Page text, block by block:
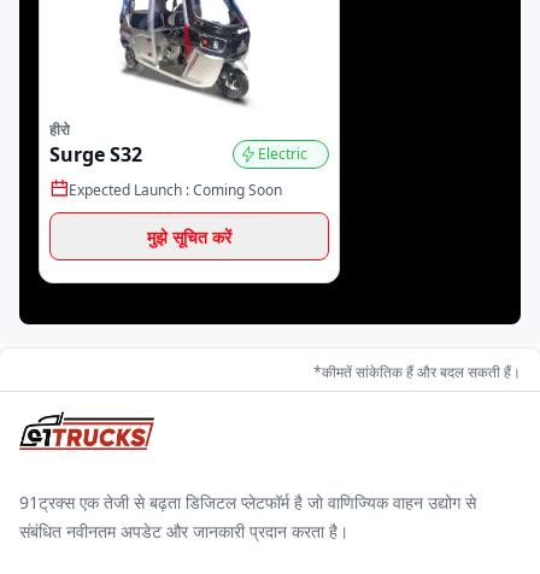
जीकॉन ऑटोमोटिव
ठुकराल इलेक्ट्रिक बैक्सी
हेक्सॉल जॉय स्टार
डैंडेरा
हीरो
Surge S32
Electric
Expected Launch :Coming Soon
मुझे सूचित करें
*कीमतें सांकेतिक हैं और बदल सकती हैं।
91ट्रक्स एक तेजी से बढ़ता डिजिटल प्लेटफॉर्म है जो वाणिज्यिक वाहन उद्योग से
संबंधित नवीनतम अपडेट और जानकारी प्रदान करता है।